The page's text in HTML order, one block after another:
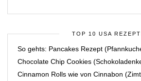
TOP 10 USA
So gehts: Pancakes Rezept
Chocolate Chip Cookies
Cinnamon Rolls wie von Cinnabon